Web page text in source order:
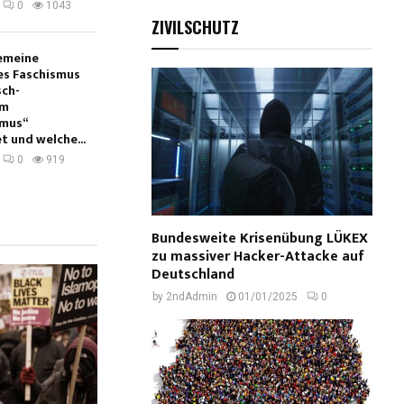
0 1043
Faschismus
und welche...
0 919
ZIVILSCHUTZ
Bundesweite Krisenübung LÜKEX
zu massiver Hacker-Attacke auf
Deutschland
by 2ndAdmin 01/01/2025 0